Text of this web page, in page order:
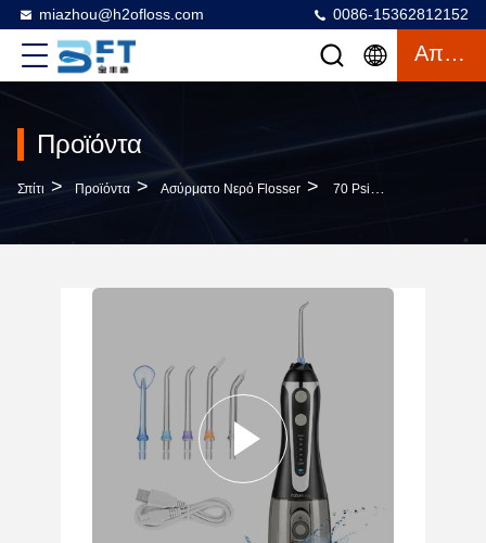
miazhou@h2ofloss.com 0086-15362812152
Απόσπασμα
Προϊόντα
Σπίτι > Προϊόντα > Ασύρματο Νερό Flosser > 70 Psi Ασύρματος Flosser Νερού Φορητό Επαναφορτιζόμενο